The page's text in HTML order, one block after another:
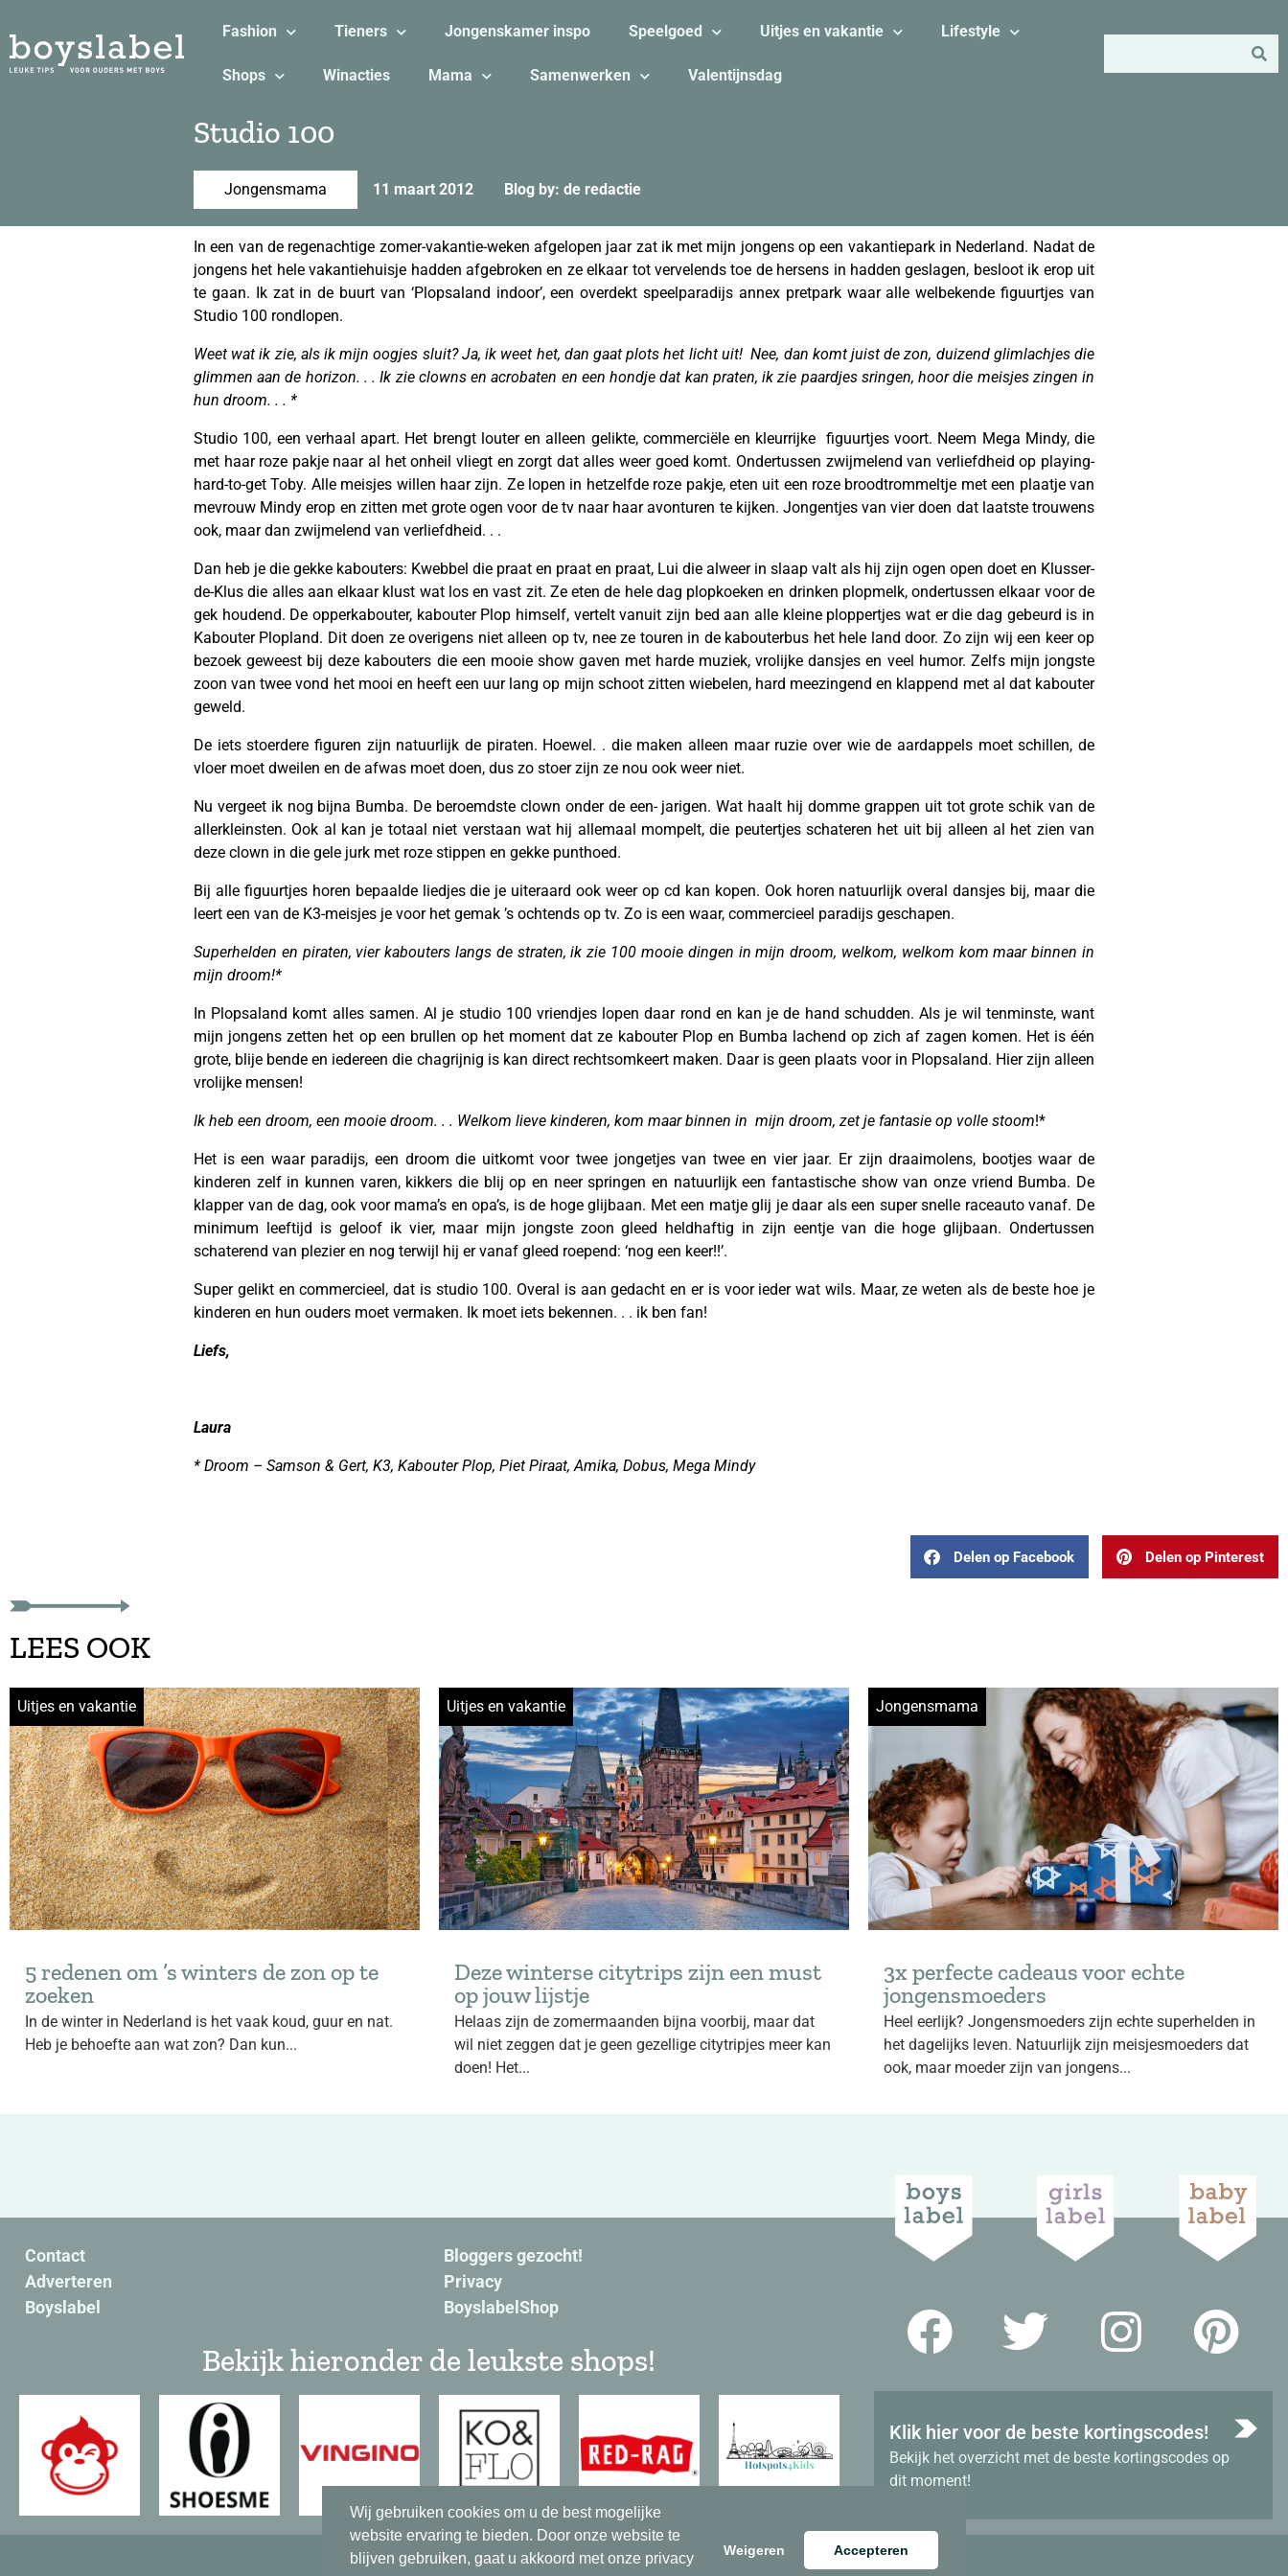
Wij gebruiken cookies om u de best mogelijke
website ervaring te bieden. Door onze website te
blijven gebruiken, gaat u akkoord met onze privacy
Weigeren Accepteren
Fashion Tieners Jongenskamer inspo Speelgoed Uitjes en vakantie Lifestyle
Shops Winacties Mama Samenwerken Valentijnsdag
Studio 100
Jongensmama 11 maart 2012 Blog by: de redactie
In een van de regenachtige zomer-vakantie-weken afgelopen jaar zat ik met mijn jongens op een vakantiepark in Nederland. Nadat de
jongens het hele vakantiehuisje hadden afgebroken en ze elkaar tot vervelends toe de hersens in hadden geslagen, besloot ik erop uit
te gaan. Ik zat in de buurt van ‘Plopsaland indoor’, een overdekt speelparadijs annex pretpark waar alle welbekende figuurtjes van
Studio 100 rondlopen.
Weet wat ik zie, als ik mijn oogjes sluit? Ja, ik weet het, dan gaat plots het licht uit! Nee, dan komt juist de zon, duizend glimlachjes die
glimmen aan de horizon. . . Ik zie clowns en acrobaten en een hondje dat kan praten, ik zie paardjes sringen, hoor die meisjes zingen in
hun droom. . . *
Studio 100, een verhaal apart. Het brengt louter en alleen gelikte, commerciële en kleurrijke figuurtjes voort. Neem Mega Mindy, die
met haar roze pakje naar al het onheil vliegt en zorgt dat alles weer goed komt. Ondertussen zwijmelend van verliefdheid op playing-
hard-to-get Toby. Alle meisjes willen haar zijn. Ze lopen in hetzelfde roze pakje, eten uit een roze broodtrommeltje met een plaatje van
mevrouw Mindy erop en zitten met grote ogen voor de tv naar haar avonturen te kijken. Jongentjes van vier doen dat laatste trouwens
ook, maar dan zwijmelend van verliefdheid. . .
Dan heb je die gekke kabouters: Kwebbel die praat en praat en praat, Lui die alweer in slaap valt als hij zijn ogen open doet en Klusser-
de-Klus die alles aan elkaar klust wat los en vast zit. Ze eten de hele dag plopkoeken en drinken plopmelk, ondertussen elkaar voor de
gek houdend. De opperkabouter, kabouter Plop himself, vertelt vanuit zijn bed aan alle kleine ploppertjes wat er die dag gebeurd is in
Kabouter Plopland. Dit doen ze overigens niet alleen op tv, nee ze touren in de kabouterbus het hele land door. Zo zijn wij een keer op
bezoek geweest bij deze kabouters die een mooie show gaven met harde muziek, vrolijke dansjes en veel humor. Zelfs mijn jongste
zoon van twee vond het mooi en heeft een uur lang op mijn schoot zitten wiebelen, hard meezingend en klappend met al dat kabouter
geweld.
De iets stoerdere figuren zijn natuurlijk de piraten. Hoewel. . die maken alleen maar ruzie over wie de aardappels moet schillen, de
vloer moet dweilen en de afwas moet doen, dus zo stoer zijn ze nou ook weer niet.
Nu vergeet ik nog bijna Bumba. De beroemdste clown onder de een- jarigen. Wat haalt hij domme grappen uit tot grote schik van de
allerkleinsten. Ook al kan je totaal niet verstaan wat hij allemaal mompelt, die peutertjes schateren het uit bij alleen al het zien van
deze clown in die gele jurk met roze stippen en gekke punthoed.
Bij alle figuurtjes horen bepaalde liedjes die je uiteraard ook weer op cd kan kopen. Ook horen natuurlijk overal dansjes bij, maar die
leert een van de K3-meisjes je voor het gemak ’s ochtends op tv. Zo is een waar, commercieel paradijs geschapen.
Superhelden en piraten, vier kabouters langs de straten, ik zie 100 mooie dingen in mijn droom, welkom, welkom kom maar binnen in
mijn droom!*
In Plopsaland komt alles samen. Al je studio 100 vriendjes lopen daar rond en kan je de hand schudden. Als je wil tenminste, want
mijn jongens zetten het op een brullen op het moment dat ze kabouter Plop en Bumba lachend op zich af zagen komen. Het is één
grote, blije bende en iedereen die chagrijnig is kan direct rechtsomkeert maken. Daar is geen plaats voor in Plopsaland. Hier zijn alleen
vrolijke mensen!
Ik heb een droom, een mooie droom. . . Welkom lieve kinderen, kom maar binnen in mijn droom, zet je fantasie op volle stoom!*
Het is een waar paradijs, een droom die uitkomt voor twee jongetjes van twee en vier jaar. Er zijn draaimolens, bootjes waar de
kinderen zelf in kunnen varen, kikkers die blij op en neer springen en natuurlijk een fantastische show van onze vriend Bumba. De
klapper van de dag, ook voor mama’s en opa’s, is de hoge glijbaan. Met een matje glij je daar als een super snelle raceauto vanaf. De
minimum leeftijd is geloof ik vier, maar mijn jongste zoon gleed heldhaftig in zijn eentje van die hoge glijbaan. Ondertussen
schaterend van plezier en nog terwijl hij er vanaf gleed roepend: ‘nog een keer!!’.
Super gelikt en commercieel, dat is studio 100. Overal is aan gedacht en er is voor ieder wat wils. Maar, ze weten als de beste hoe je
kinderen en hun ouders moet vermaken. Ik moet iets bekennen. . . ik ben fan!
Liefs,
Laura
* Droom – Samson & Gert, K3, Kabouter Plop, Piet Piraat, Amika, Dobus, Mega Mindy
Delen op Facebook Delen op Pinterest
LEES OOK
Uitjes en vakantie
5 redenen om ’s winters de zon op te
zoeken
In de winter in Nederland is het vaak koud, guur en nat.
Heb je behoefte aan wat zon? Dan kun...
Uitjes en vakantie
Deze winterse citytrips zijn een must
op jouw lijstje
Helaas zijn de zomermaanden bijna voorbij, maar dat
wil niet zeggen dat je geen gezellige citytripjes meer kan
doen! Het...
Jongensmama
3x perfecte cadeaus voor echte
jongensmoeders
Heel eerlijk? Jongensmoeders zijn echte superhelden in
het dagelijks leven. Natuurlijk zijn meisjesmoeders dat
ook, maar moeder zijn van jongens...
Contact
Adverteren
Boyslabel
Bloggers gezocht!
Privacy
BoyslabelShop
Bekijk hieronder de leukste shops!
Klik hier voor de beste kortingscodes!
Bekijk het overzicht met de beste kortingscodes op
dit moment!
© 2022 – Boyslabel. Alle rechten voorbehouden.